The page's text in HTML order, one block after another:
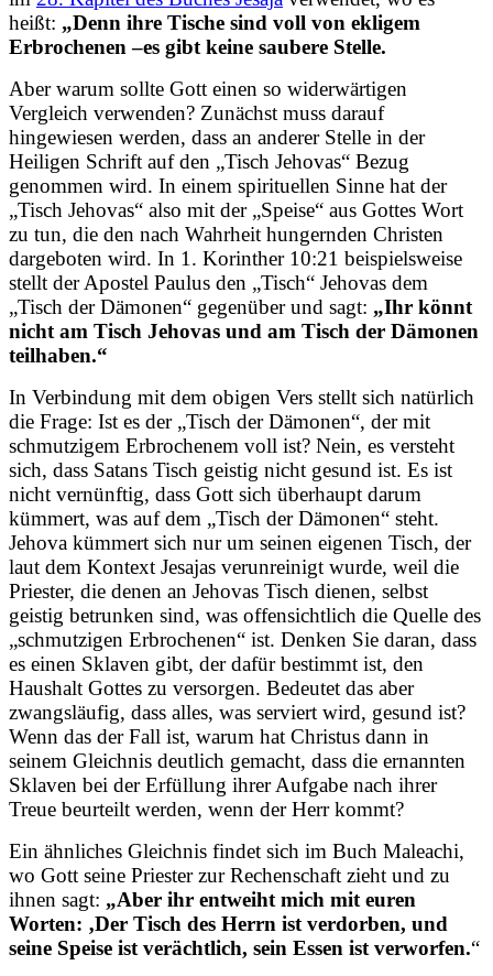
heißt: „Denn ihre Tische sind voll von ekligem
Erbrochenen –es gibt keine saubere Stelle.
Aber warum sollte Gott einen so widerwärtigen
Vergleich verwenden? Zunächst muss darauf
hingewiesen werden, dass an anderer Stelle in der
Heiligen Schrift auf den „Tisch Jehovas“ Bezug
genommen wird. In einem spirituellen Sinne hat der
„Tisch Jehovas“ also mit der „Speise“ aus Gottes Wort
zu tun, die den nach Wahrheit hungernden Christen
dargeboten wird. In 1. Korinther 10:21 beispielsweise
stellt der Apostel Paulus den „Tisch“ Jehovas dem
„Tisch der Dämonen“ gegenüber und sagt: „Ihr könnt
nicht am Tisch Jehovas und am Tisch der Dämonen
teilhaben.“
In Verbindung mit dem obigen Vers stellt sich natürlich
die Frage: Ist es der „Tisch der Dämonen“, der mit
schmutzigem Erbrochenem voll ist? Nein, es versteht
sich, dass Satans Tisch geistig nicht gesund ist. Es ist
nicht vernünftig, dass Gott sich überhaupt darum
kümmert, was auf dem „Tisch der Dämonen“ steht.
Jehova kümmert sich nur um seinen eigenen Tisch, der
laut dem Kontext Jesajas verunreinigt wurde, weil die
Priester, die denen an Jehovas Tisch dienen, selbst
geistig betrunken sind, was offensichtlich die Quelle des
„schmutzigen Erbrochenen“ ist. Denken Sie daran, dass
es einen Sklaven gibt, der dafür bestimmt ist, den
Haushalt Gottes zu versorgen. Bedeutet das aber
zwangsläufig, dass alles, was serviert wird, gesund ist?
Wenn das der Fall ist, warum hat Christus dann in
seinem Gleichnis deutlich gemacht, dass die ernannten
Sklaven bei der Erfüllung ihrer Aufgabe nach ihrer
Treue beurteilt werden, wenn der Herr kommt?
Ein ähnliches Gleichnis findet sich im Buch Maleachi,
wo Gott seine Priester zur Rechenschaft zieht und zu
ihnen sagt: „Aber ihr entweiht mich mit euren
Worten: ‚Der Tisch des Herrn ist verdorben, und
seine Speise ist verächtlich, sein Essen ist verworfen.“